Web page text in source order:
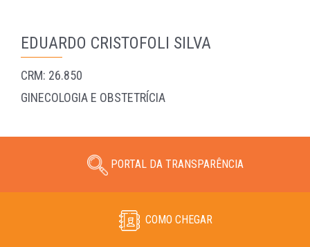
EDUARDO CRISTOFOLI SILVA
CRM: 26.850
GINECOLOGIA E OBSTETRÍCIA
PORTAL DA TRANSPARÊNCIA
COMO CHEGAR